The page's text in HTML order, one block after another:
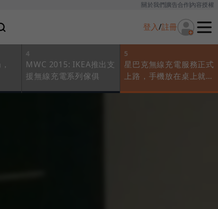
關於我們廣告合作內容授權
登入/註冊
4
MWC 2015: IKEA推出支
援無線充電系列傢俱
5
星巴克無線充電服務正式
上路，手機放在桌上就能